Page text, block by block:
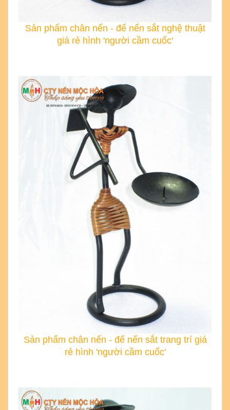
Sản phẩm chân nến - đế nến sắt nghệ thuật
giá rẻ hình 'người cầm cuốc'
Sản phẩm chân nến - đế nến sắt trang trí giá
rẻ hình 'người cầm cuốc'